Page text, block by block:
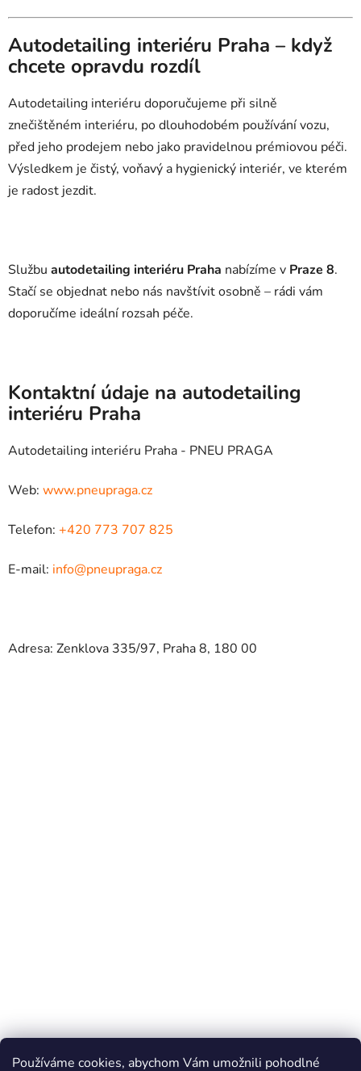
Používáme cookies, abychom Vám umožnili pohodlné
Autodetailing interiéru Praha – když
chcete opravdu rozdíl
Autodetailing interiéru doporučujeme při silně
znečištěném interiéru, po dlouhodobém používání vozu,
před jeho prodejem nebo jako pravidelnou prémiovou péči.
Výsledkem je čistý, voňavý a hygienický interiér, ve kterém
je radost jezdit.
Službu autodetailing interiéru Praha nabízíme v Praze 8.
Stačí se objednat nebo nás navštívit osobně – rádi vám
doporučíme ideální rozsah péče.
Kontaktní údaje na autodetailing
interiéru Praha
Autodetailing interiéru Praha - PNEU PRAGA
Web: www.pneupraga.cz
Telefon: +420 773 707 825
E-mail: info@pneupraga.cz
Adresa: Zenklova 335/97, Praha 8, 180 00